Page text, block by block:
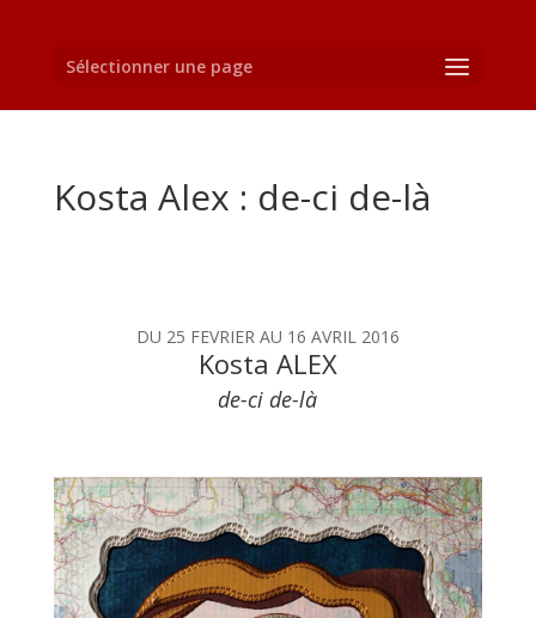
Sélectionner une page
Kosta Alex : de-ci de-là
DU 25 FEVRIER AU 16 AVRIL 2016
Kosta ALEX
de-ci de-là